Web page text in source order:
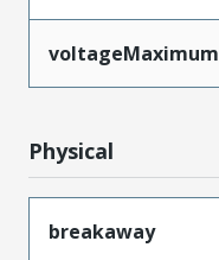
voltageMaximum
Physical
breakaway